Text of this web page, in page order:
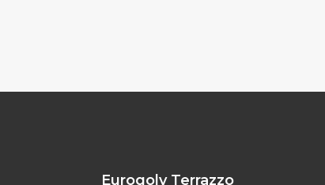
Eurogolv Terrazzo